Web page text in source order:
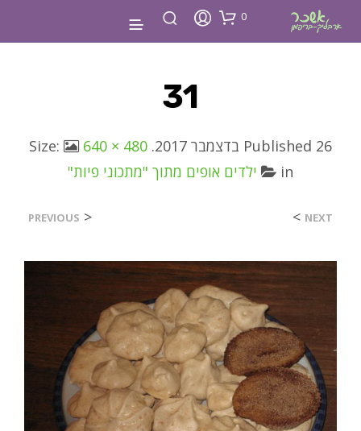
0
31
Published 26 בדצמבר 2017 . Size:
640 × 480
in
ילדים אופים מתוך "מתכוני פיות"
<
PREVIOUS NEXT
>